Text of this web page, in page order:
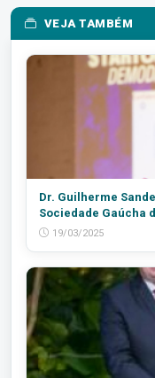
VEJA TAMBÉM
Dr. Guilherme
Sociedade Gaúcha
19/03/2025